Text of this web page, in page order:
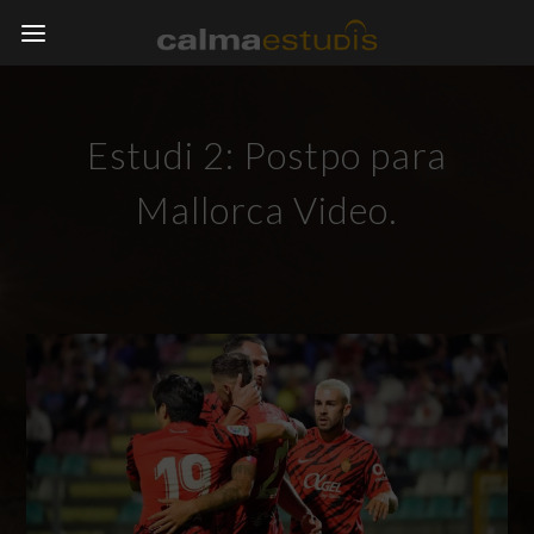
Estudi 2: Postpo para
Mallorca Video.